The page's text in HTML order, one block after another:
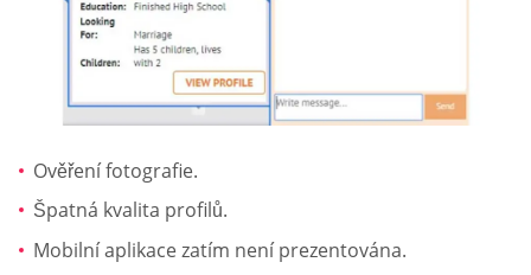
Ověření fotografie.
Špatná kvalita profilů.
Mobilní aplikace zatím není prezentována.